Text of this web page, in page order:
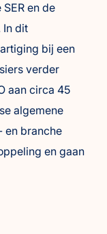
en de
In dit
bij een
verder
aan circa 45
algemene
en branche
en gaan